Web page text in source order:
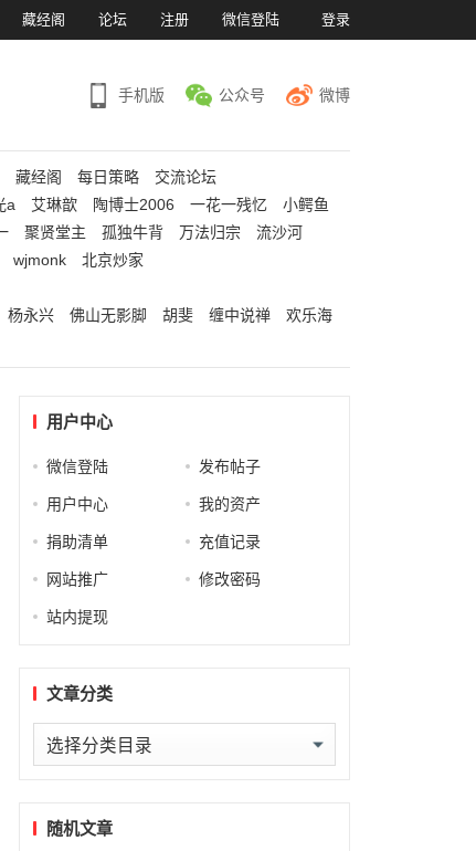
藏经阁 论坛 注册 微信登陆 登录
手机版 公众号 微博
藏经阁 每日策略
交流论坛
a 艾琳歆 陶博士2006 一花一残忆
小鳄鱼
聚贤堂主 孤独牛背 万法归宗
流沙河
wjmonk
北京炒家
杨永兴 佛山无影脚 胡斐 缠中说禅
欢乐海
用户中心
微信登陆 发布帖子
用户中心 我的资产
捐助清单 充值记录
网站推广 修改密码
站内提现
文章分类
文
章
类随机文章